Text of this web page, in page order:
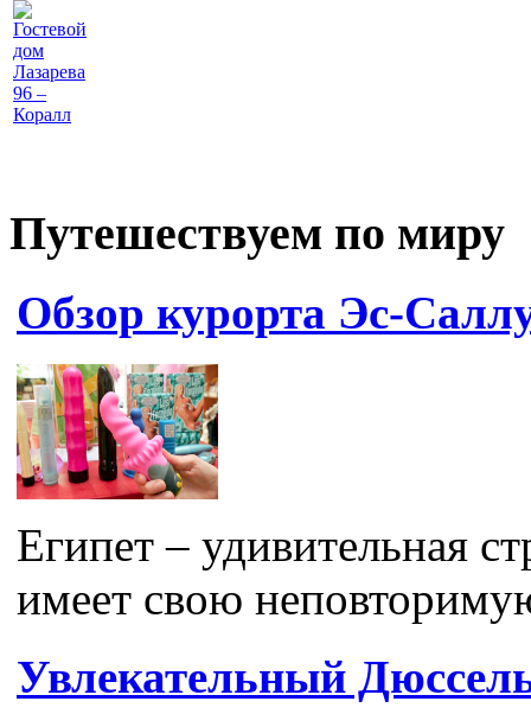
Гостевой
дом
Лазарева
96 –
Коралл
Путешествуем по миру
Обзор курорта Эс-
Египет – удивительная
имеет свою
Увлекательный